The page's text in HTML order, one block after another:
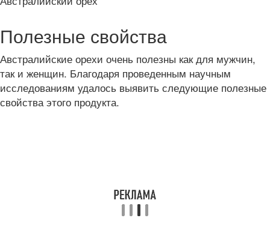
Полезные свойства
Австралийские орехи очень полезны как для мужчин,
так и женщин. Благодаря проведенным научным
исследованиям удалось выявить следующие полезные
свойства этого продукта.